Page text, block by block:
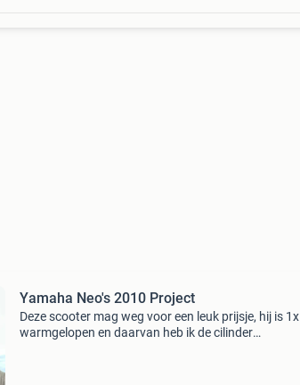
Yamaha Neo's 2010 Project
Deze scooter mag weg voor een leuk prijsje, hij is 1x
warmgelopen en daarvan heb ik de cilinder